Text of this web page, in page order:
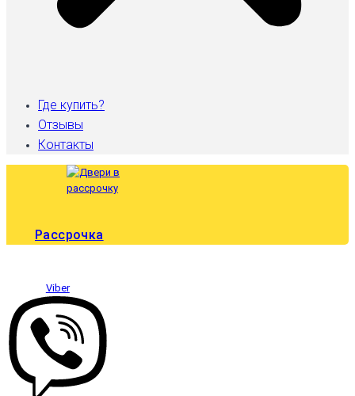
Где купить?
Отзывы
Контакты
Рассрочка
Viber